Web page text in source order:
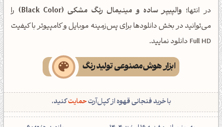
در انتها؛ والپیپر ساده و مینیمال رنگ مشکی (Black Color)
را
می‌توانید در بخش دانلودها برای پس‌زمینه موبایل و کامپیوتر با کیفیت
Full HD دانلود نمایید.
ابزار هوش‌مصنوعی تولید رنگ
با خرید فنجانی قهوه از کپل‌آرتحمایتکنید.